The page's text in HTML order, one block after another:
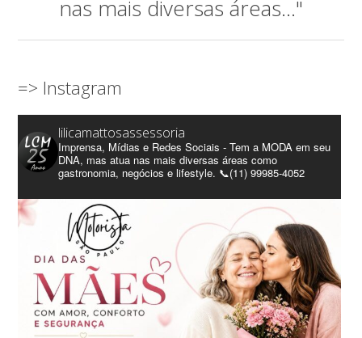
nas mais diversas áreas..."
=> Instagram
lilicamattosassessoria
Imprensa, Mídias e Redes Sociais - Tem a MODA em seu
DNA, mas atua nas mais diversas áreas como
gastronomia, negócios e lifestyle. 📞(11) 99985-4052